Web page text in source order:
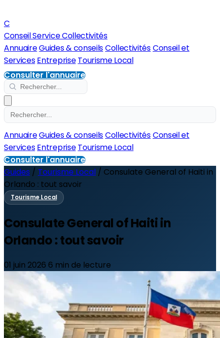
C
Conseil Service Collectivités
AnnuaireGuides & conseilsCollectivitésConseil et
ServicesEntreprise Tourisme Local
Consulter l'annuaire
AnnuaireGuides & conseilsCollectivitésConseil et
ServicesEntreprise Tourisme Local
Consulter l'annuaire
Guides / Tourisme Local / Consulate General of Haiti in
Orlando : tout savoir
Tourisme Local
Consulate General of Haiti in
Orlando : tout savoir
01 juin 2026 6 min de lecture